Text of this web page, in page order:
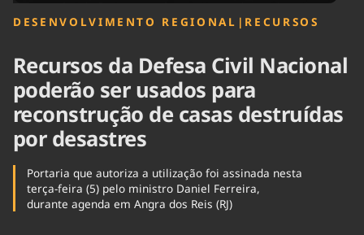
DESENVOLVIMENTO REGIONAL | RECURSOS
Recursos da Defesa Civil Nacional
poderão ser usados para
reconstrução de casas destruídas
por desastres
Portaria que autoriza a utilização foi assinada nesta
terça-feira (5) pelo ministro Daniel Ferreira,
durante agenda em Angra dos Reis (RJ)